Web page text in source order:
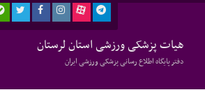
هیات پزشکی ورزشی استان لرستان
دفتر پایگاه اطلاع رسانی پزشکی ورزشی ایران